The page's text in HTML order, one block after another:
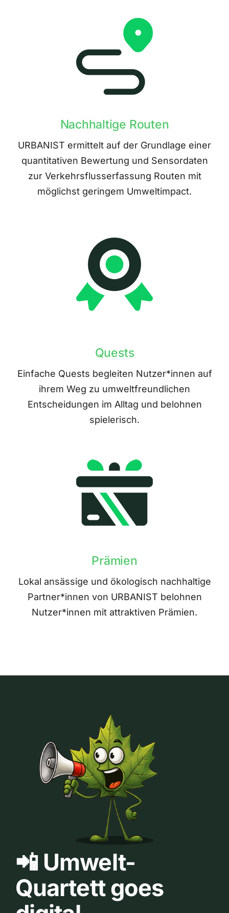
Nachhaltige Routen
URBANIST ermittelt auf der Grundlage einer
quantitativen Bewertung und Sensordaten
zur Verkehrsflusserfassung Routen mit
möglichst geringem Umweltimpact.
Quests
Einfache Quests begleiten Nutzer*innen auf
ihrem Weg zu umweltfreundlichen
Entscheidungen im Alltag und belohnen
spielerisch.
Prämien
Lokal ansässige und ökologisch nachhaltige
Partner*innen von URBANIST belohnen
Nutzer*innen mit attraktiven Prämien.
📲 Umwelt-
Quartett goes